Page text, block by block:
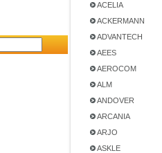
ACELIA
ACKERMANN
ADVANTECH
AEES
AEROCOM
ALM
ANDOVER
ARCANIA
ARJO
ASKLE